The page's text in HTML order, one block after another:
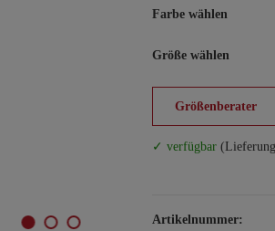
Farbe wählen
Größe wählen
Größenberater
✓ verfügbar
Artikelnummer: